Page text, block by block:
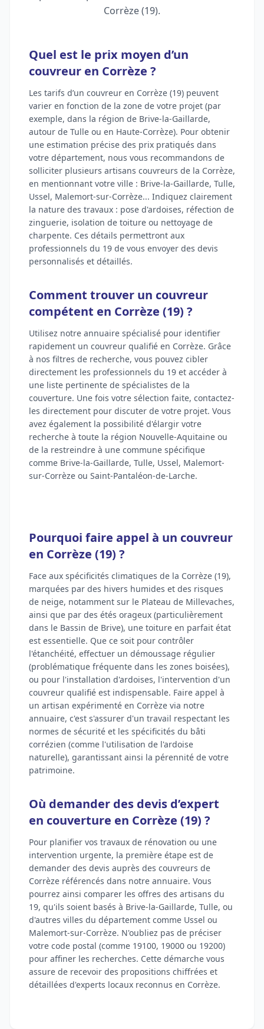
Corrèze (19).
Quel est le prix moyen d’un
couvreur en Corrèze ?
Les tarifs d’un couvreur en Corrèze (19) peuvent
varier en fonction de la zone de votre projet (par
exemple, dans la région de Brive-la-Gaillarde,
autour de Tulle ou en Haute-Corrèze). Pour obtenir
une estimation précise des prix pratiqués dans
votre département, nous vous recommandons de
solliciter plusieurs artisans couvreurs de la Corrèze,
en mentionnant votre ville : Brive-la-Gaillarde, Tulle,
Ussel, Malemort-sur-Corrèze... Indiquez clairement
la nature des travaux : pose d'ardoises, réfection de
zinguerie, isolation de toiture ou nettoyage de
charpente. Ces détails permettront aux
professionnels du 19 de vous envoyer des devis
personnalisés et détaillés.
Comment trouver un couvreur
compétent en Corrèze (19) ?
Utilisez notre annuaire spécialisé pour identifier
rapidement un couvreur qualifié en Corrèze. Grâce
à nos filtres de recherche, vous pouvez cibler
directement les professionnels du 19 et accéder à
une liste pertinente de spécialistes de la
couverture. Une fois votre sélection faite, contactez-
les directement pour discuter de votre projet. Vous
avez également la possibilité d'élargir votre
recherche à toute la région Nouvelle-Aquitaine ou
de la restreindre à une commune spécifique
comme Brive-la-Gaillarde, Tulle, Ussel, Malemort-
sur-Corrèze ou Saint-Pantaléon-de-Larche.
Pourquoi faire appel à un couvreur
en Corrèze (19) ?
Face aux spécificités climatiques de la Corrèze (19),
marquées par des hivers humides et des risques
de neige, notamment sur le Plateau de Millevaches,
ainsi que par des étés orageux (particulièrement
dans le Bassin de Brive), une toiture en parfait état
est essentielle. Que ce soit pour contrôler
l'étanchéité, effectuer un démoussage régulier
(problématique fréquente dans les zones boisées),
ou pour l'installation d'ardoises, l'intervention d'un
couvreur qualifié est indispensable. Faire appel à
un artisan expérimenté en Corrèze via notre
annuaire, c'est s'assurer d'un travail respectant les
normes de sécurité et les spécificités du bâti
corrézien (comme l'utilisation de l'ardoise
naturelle), garantissant ainsi la pérennité de votre
patrimoine.
Où demander des devis d’expert
en couverture en Corrèze (19) ?
Pour planifier vos travaux de rénovation ou une
intervention urgente, la première étape est de
demander des devis auprès des couvreurs de
Corrèze référencés dans notre annuaire. Vous
pourrez ainsi comparer les offres des artisans du
19, qu'ils soient basés à Brive-la-Gaillarde, Tulle, ou
d'autres villes du département comme Ussel ou
Malemort-sur-Corrèze. N'oubliez pas de préciser
votre code postal (comme 19100, 19000 ou 19200)
pour affiner les recherches. Cette démarche vous
assure de recevoir des propositions chiffrées et
détaillées d'experts locaux reconnus en Corrèze.